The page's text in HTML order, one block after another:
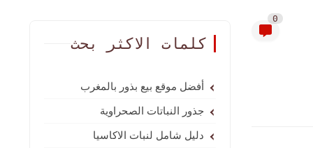
0
كلمات الاكثر بحث
أفضل موقع بيع بذور بالمغرب
جذور النباتات الصحراوية
دليل شامل لنبات الاكاسيا